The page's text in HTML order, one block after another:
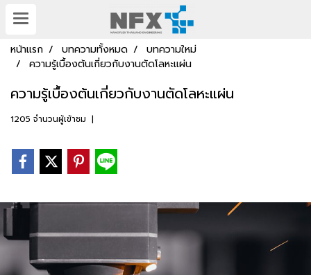
หน้าแรก บทความทั้งหมด
บทความใหม่
ความรู้เบื้องต้นเกี่ยวกับงานตัดโลหะแผ่น
ความรู้เบื้องต้นเกี่ยวกับงานตัดโลหะแผ่น
1205 จำนวนผู้เข้าชม |